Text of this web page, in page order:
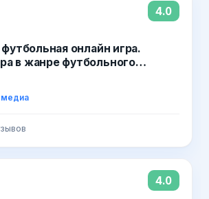
4.0
футбольная онлайн игра.
в жанре футбольного
игры от компании Nekki
медиа
4.0